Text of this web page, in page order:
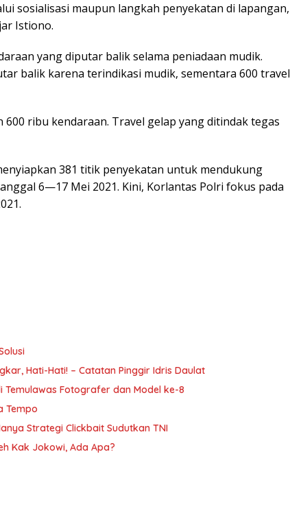
sosialisasi maupun langkah penyekatan di lapangan,
Istiono.
yang diputar balik selama peniadaan mudik.
balik karena terindikasi mudik, sementara 600 travel
600 ribu kendaraan. Travel gelap yang ditindak tegas
381 titik penyekatan untuk mendukung
6—17 Mei 2021. Kini, Korlantas Polri fokus pada
Hati-Hati! – Catatan Pinggir Idris Daulat
Fotografer dan Model ke-8
Tempo
Strategi Clickbait Sudutkan TNI
Kak Jokowi, Ada Apa?